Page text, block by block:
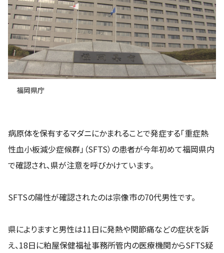
福岡県庁
病原体を保有するマダニにかまれることで発症する「重症熱
性血小板減少症候群」（SFTS）の患者が今年初めて福岡県内
で確認され、県が注意を呼びかけています。
SFTSの陽性が確認されたのは宗像市の70代男性です。
県によりますと男性は11日に発熱や関節痛などの症状を訴
え、18日に粕屋保健福祉事務所管内の医療機関からSFTS疑